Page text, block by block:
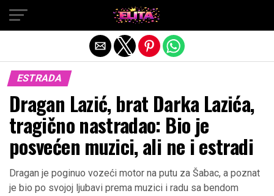
ESTRADA
Dragan Lazić, brat Darka Lazića,
tragično nastradao: Bio je
posvećen muzici, ali ne i estradi
Dragan je poginuo vozeći motor na putu za Šabac, a poznat
je bio po svojoj ljubavi prema muzici i radu sa bendom
Exit mobile version